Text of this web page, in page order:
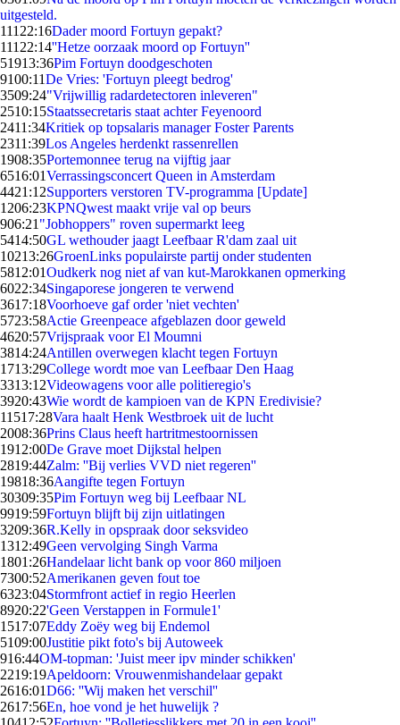
uitgesteld.
111 22:16Dader moord Fortuyn gepakt?
111 22:14''Hetze oorzaak moord op Fortuyn''
51913:36Pim Fortuyn doodgeschoten
9100:11De Vries: 'Fortuyn pleegt bedrog'
3509:24"Vrijwillig radardetectoren inleveren"
2510:15Staatssecretaris staat achter Feyenoord
2411:34Kritiek op topsalaris manager Foster Parents
2311:39Los Angeles herdenkt rassenrellen
1908:35Portemonnee terug na vijftig jaar
6516:01Verrassingsconcert Queen in Amsterdam
4421:12Supporters verstoren TV-programma [Update]
1206:23KPNQwest maakt vrije val op beurs
906:21 "Jobhoppers" roven supermarkt leeg
5414:50GL wethouder jaagt Leefbaar R'dam zaal uit
10213:26GroenLinks populairste partij onder studenten
5812:01Oudkerk nog niet af van kut-Marokkanen opmerking
6022:34Singaporese jongeren te verwend
3617:18Voorhoeve gaf order 'niet vechten'
5723:58Actie Greenpeace afgeblazen door geweld
4620:57Vrijspraak voor El Moumni
3814:24Antillen overwegen klacht tegen Fortuyn
1713:29College wordt moe van Leefbaar Den Haag
3313:12Videowagens voor alle politieregio's
3920:43Wie wordt de kampioen van de KPN Eredivisie?
11517:28Vara haalt Henk Westbroek uit de lucht
2008:36Prins Claus heeft hartritmestoornissen
1912:00De Grave moet Dijkstal helpen
2819:44Zalm: ''Bij verlies VVD niet regeren''
19818:36Aangifte tegen Fortuyn
30309:35Pim Fortuyn weg bij Leefbaar NL
9919:59Fortuyn blijft bij zijn uitlatingen
3209:36R.Kelly in opspraak door seksvideo
1312:49Geen vervolging Singh Varma
1801:26Handelaar licht bank op voor 860 miljoen
7300:52Amerikanen geven fout toe
6323:04Stormfront actief in regio Heerlen
8920:22'Geen Verstappen in Formule1'
1517:07Eddy Zoëy weg bij Endemol
5109:00Justitie pikt foto's bij Autoweek
916:44OM-topman: 'Juist meer ipv minder schikken'
2219:19Apeldoorn: Vrouwenmishandelaar gepakt
2616:01D66: ''Wij maken het verschil''
2617:56En, hoe vond je het huwelijk ?